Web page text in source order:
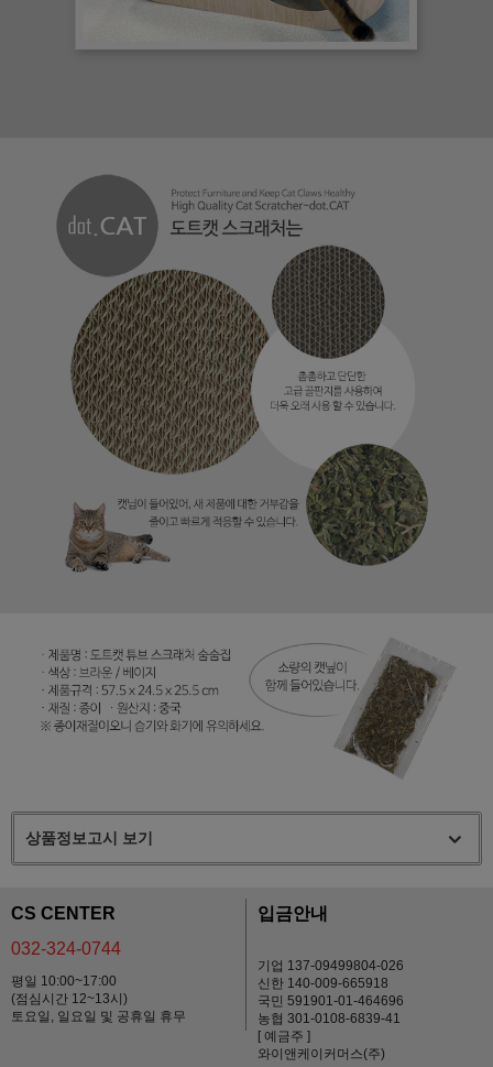
상품정보고시 보기
CS CENTER
032-324-0744
평일 10:00~17:00
(점심시간 12~13시)
토요일, 일요일 및 공휴일 휴무
입금안내
기업 137-09499804-026
신한 140-009-665918
국민 591901-01-464696
농협 301-0108-6839-41
[ 예금주 ]
와이앤케이커머스(주)